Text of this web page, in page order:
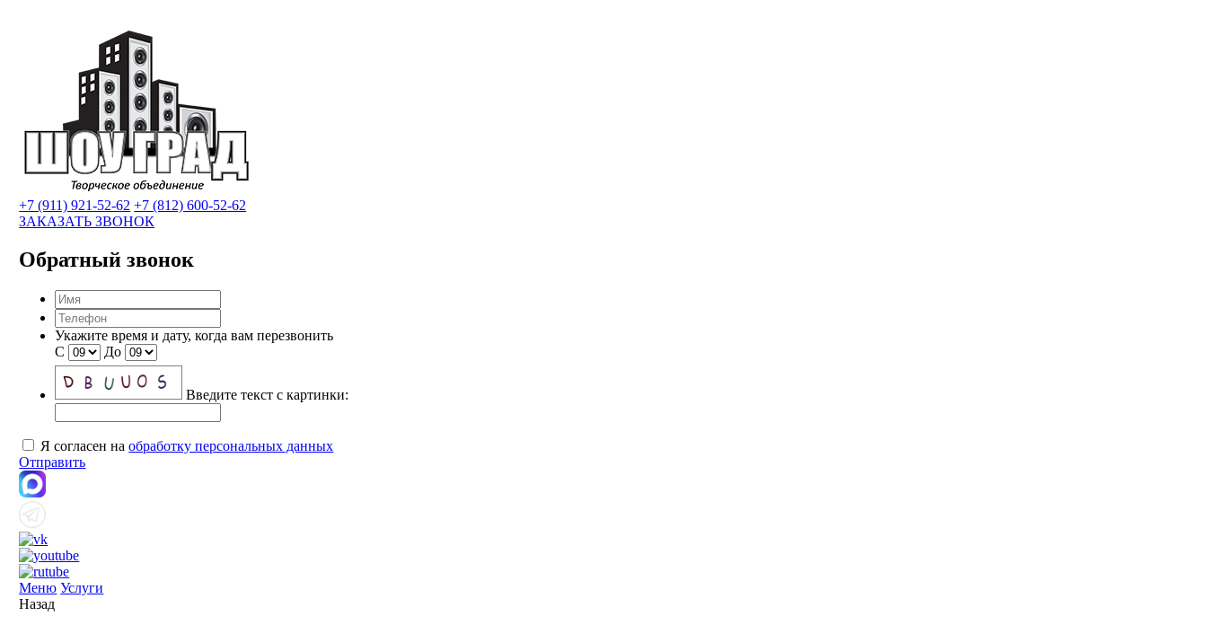
+7 (911) 921-52-62 +7 (812) 600-52-62
ЗАКАЗАТЬ ЗВОНОК
Обратный звонок
Укажите время и дату, когда вам перезвонить
С
До
Введите текст с картинки:
Я согласен наобработку персональных данных
Отправить
Меню Услуги
Назад